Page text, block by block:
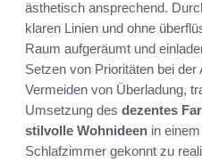
ästhetisch ansprechend.
klaren Linien und ohne
Raum aufgeräumt und
Setzen von Prioritäten bei
Vermeiden von Überladung,
Umsetzung des dezentes
stilvolle Wohnideen in
Schlafzimmer gekonnt zu